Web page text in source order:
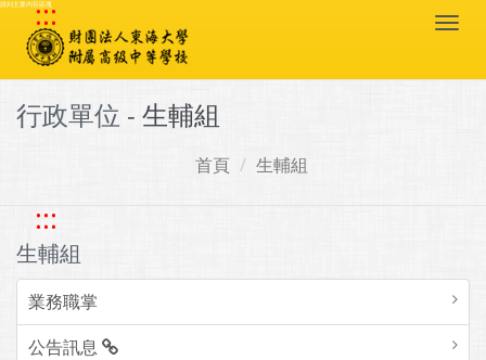
跳到主要內容區塊
:::
行政單位 - 生輔組
首頁 生輔組
:::
生輔組
業務職掌
公告訊息